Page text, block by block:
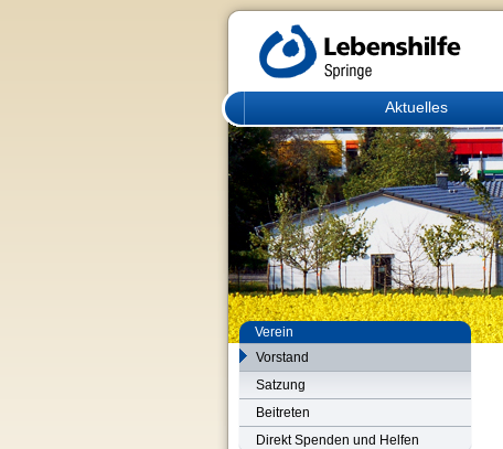
Aktuelles
Verein
Vorstand
Satzung
Beitreten
Direkt Spenden und Helfen